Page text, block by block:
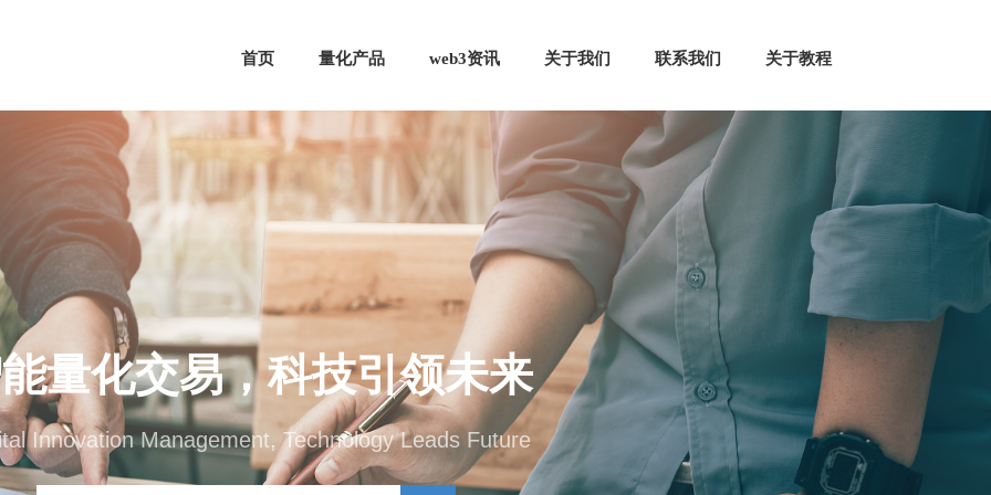
首页 量化产品 web3资讯 关于我们 联系我们 关于教程
量化交易，科技引领未来
Innovation Management, Technology Leads Future